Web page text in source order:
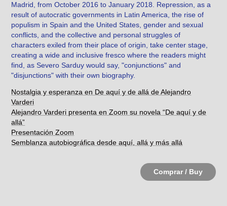
Madrid, from October 2016 to January 2018. Repression, as a
result of autocratic governments in Latin America, the rise of
populism in Spain and the United States, gender and sexual
conflicts, and the collective and personal struggles of
characters exiled from their place of origin, take center stage,
creating a wide and inclusive fresco where the readers might
find, as Severo Sarduy would say, "conjunctions" and
"disjunctions" with their own biography.
Nostalgia y esperanza en De aquí y de allá de Alejandro
Varderi
Alejandro Varderi presenta en Zoom su novela “De aquí y de
allá”
Presentación Zoom
Semblanza autobiográfica desde aquí, allá y más allá
Comprar / Buy